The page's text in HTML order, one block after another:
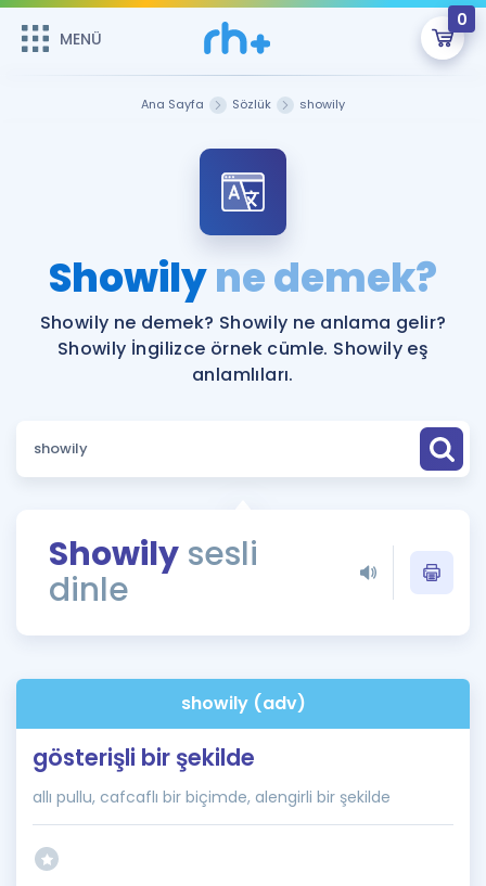
MENÜ
0
Şifremi Hatırlamıyorum
ÜYE DEĞİLİM
Sepetin Şu An Boş.
Remzi Hoca ile seni sınava hazırlayacak onlarca eğitim seni
bekliyor!
MENÜ
Katılımcı Görüşleri
Faydalı Araçlar
Sözlük
Rehberlik Aracı
ÖSYM Sınav Takvimi
İngilizce Gramer
Hakkımızda
Ana Sayfa Sözlük showily
Showilyne demek?
Showily ne demek? Showily ne anlama gelir?
Showily İngilizce örnek cümle. Showily eş
anlamlıları.
Showily sesli
dinle
showily (adv)
gösterişli bir şekilde
allı pullu, cafcaflı bir biçimde, alengirli bir şekilde